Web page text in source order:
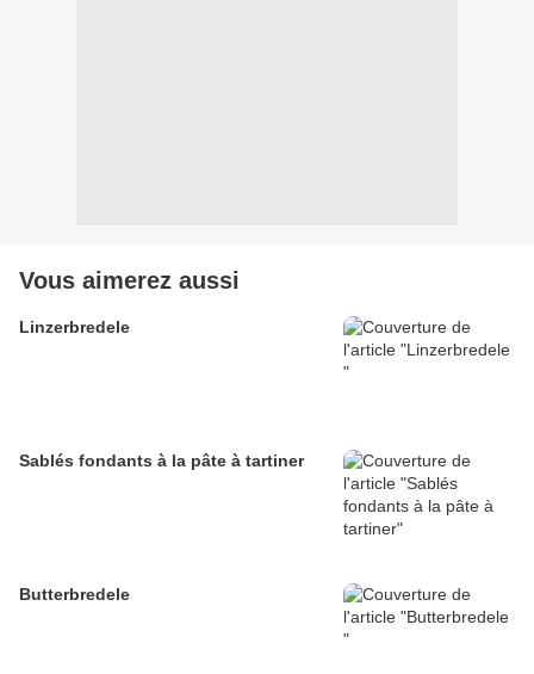
Vous aimerez aussi
Linzerbredele
Sablés fondants à la pâte à tartiner
Butterbredele